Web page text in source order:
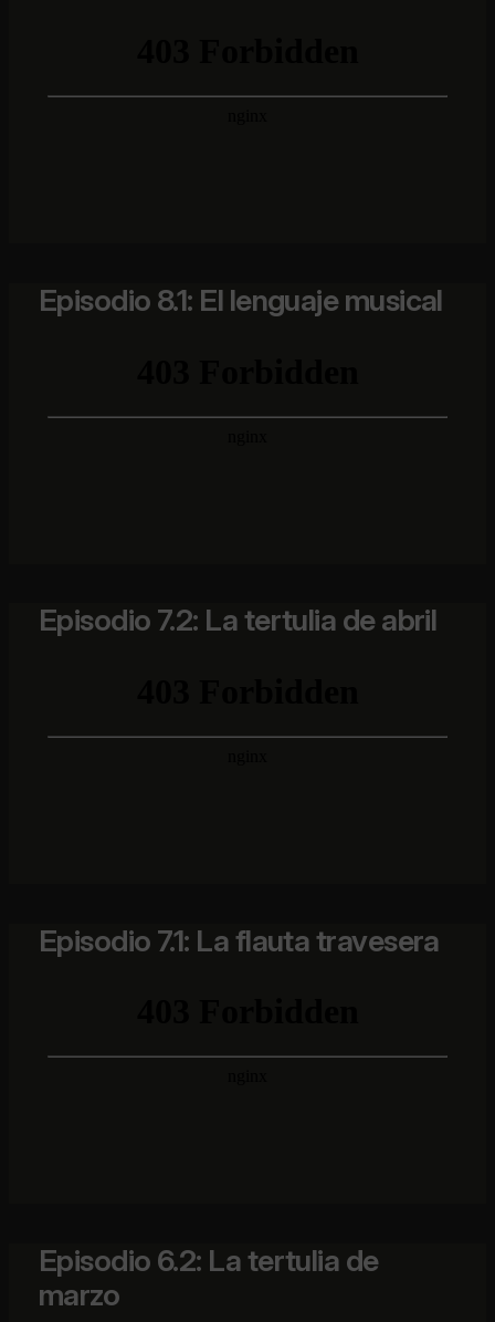
Episodio 8.1: El lenguaje musical
Episodio 7.2: La tertulia de abril
Episodio 7.1: La flauta travesera
Episodio 6.2: La tertulia de
marzo